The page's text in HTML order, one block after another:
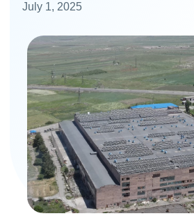
July 1, 2025